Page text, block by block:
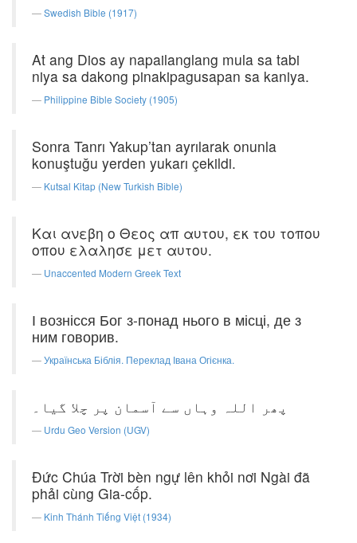
Swedish Bible (1917)
At ang Dios ay napailanglang mula sa tabi
niya sa dakong pinakipagusapan sa kaniya.
Philippine Bible Society (1905)
Sonra Tanrı Yakup’tan ayrılarak onunla
konuştuğu yerden yukarı çekildi.
Kutsal Kitap (New Turkish Bible)
Και ανεβη ο Θεος απ αυτου, εκ του τοπου
οπου ελαλησε μετ αυτου.
Unaccented Modern Greek Text
І вознісся Бог з-понад нього в місці, де з
ним говорив.
Українська Біблія. Переклад Івана Огієнка.
پھر اللہ وہاں سے آسمان پر چلا گیا۔
Urdu Geo Version (UGV)
Ðức Chúa Trời bèn ngự lên khỏi nơi Ngài đã
phải cùng Gia-cốp.
Kinh Thánh Tiếng Việt (1934)